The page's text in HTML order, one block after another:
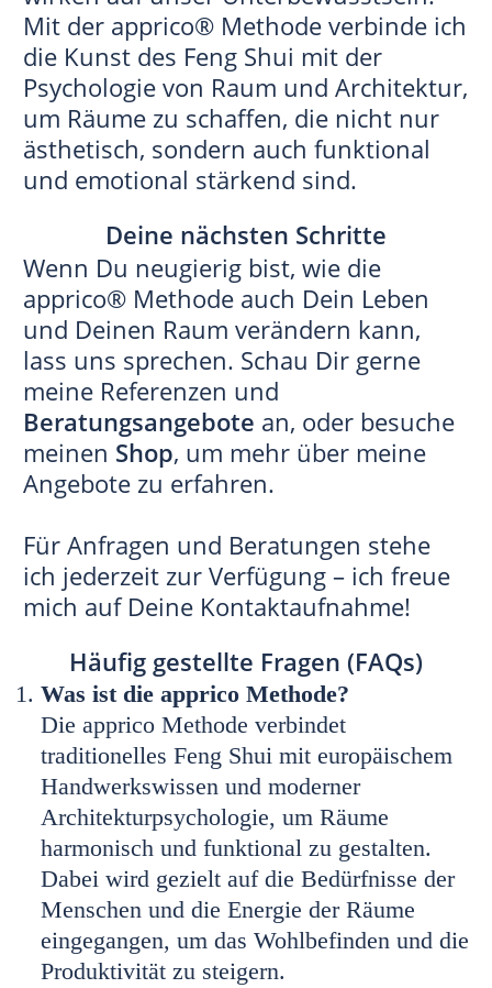
Mit der apprico® Methode verbinde ich
die Kunst des Feng Shui mit der
Psychologie von Raum und Architektur,
um Räume zu schaffen, die nicht nur
ästhetisch, sondern auch funktional
und emotional stärkend sind.
Deine nächsten Schritte
Wenn Du neugierig bist, wie die
apprico® Methode auch Dein Leben
und Deinen Raum verändern kann,
lass uns sprechen. Schau Dir gerne
meine Referenzen und
Beratungsangebote an, oder besuche
meinen Shop , um mehr über meine
Angebote zu erfahren.
Für Anfragen und Beratungen stehe
ich jederzeit zur Verfügung – ich freue
mich auf Deine Kontaktaufnahme!
Häufig gestellte Fragen (FAQs)
Was ist die apprico Methode?
Die apprico Methode verbindet
traditionelles Feng Shui mit europäischem
Handwerkswissen und moderner
Architekturpsychologie, um Räume
harmonisch und funktional zu gestalten.
Dabei wird gezielt auf die Bedürfnisse der
Menschen und die Energie der Räume
eingegangen, um das Wohlbefinden und die
Produktivität zu steigern.